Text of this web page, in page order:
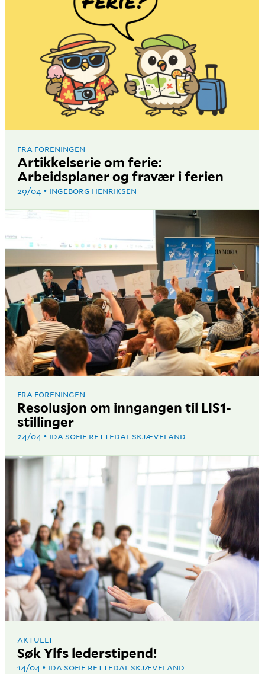
Artikkelserie om ferie:
Arbeidsplaner og fravær i ferien
FRA FORENINGEN
29/04 INGEBORG HENRIKSEN
Resolusjon om inngangen til LIS1-
stillinger
FRA FORENINGEN
24/04 IDA SOFIE RETTEDAL SKJÆVELAND
Søk Ylfs lederstipend!
AKTUELT
14/04 IDA SOFIE RETTEDAL SKJÆVELAND